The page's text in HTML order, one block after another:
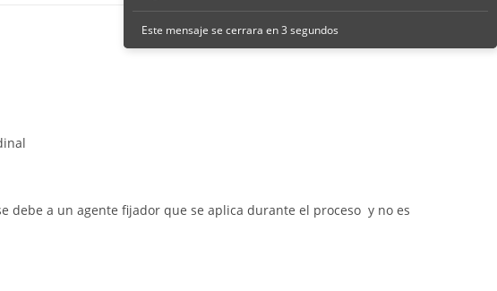
debe a un agente fijador que se aplica durante el proceso y no es
Este mensaje se cerrara en 2 segundos